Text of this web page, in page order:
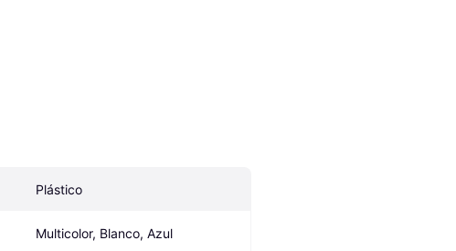
Plástico
Multicolor, Blanco, Azul